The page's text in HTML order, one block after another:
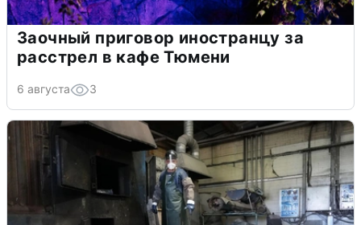
Заочный приговор иностранцу за
расстрел в кафе Тюмени
6 августа 3